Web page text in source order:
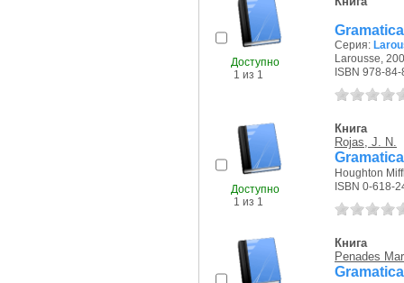
Доступно
1 из 1
Серия:
Larousse,
ISBN 978-
Доступно
1 из 1
Книга
Rojas, J. N.
Houghton
ISBN 0-618-
Книга
Penades